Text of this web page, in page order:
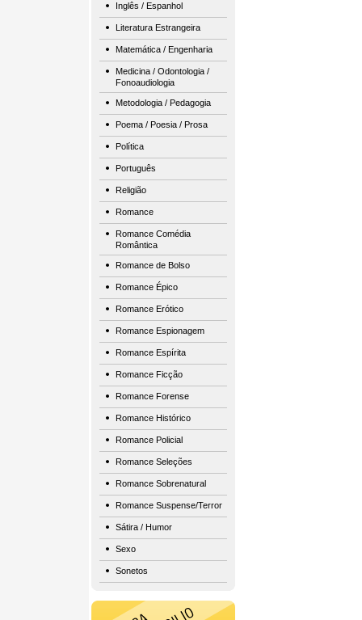
Inglês / Espanhol
Literatura Estrangeira
Matemática / Engenharia
Medicina / Odontologia /
Fonoaudiologia
Metodologia / Pedagogia
Poema / Poesia / Prosa
Política
Português
Religião
Romance
Romance Comédia
Romântica
Romance de Bolso
Romance Épico
Romance Erótico
Romance Espionagem
Romance Espírita
Romance Ficção
Romance Forense
Romance Histórico
Romance Policial
Romance Seleções
Romance Sobrenatural
Romance Suspense/Terror
Sátira / Humor
Sexo
Sonetos